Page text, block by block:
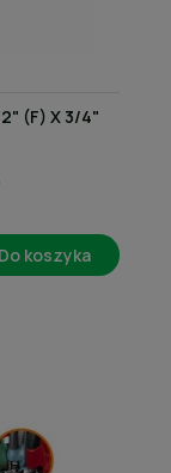
2" (F) X 3/4"
Do koszyka